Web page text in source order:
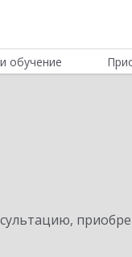
обучение